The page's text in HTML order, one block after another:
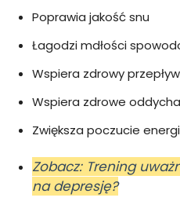
Poprawia jakość snu
Łagodzi mdłości
Wspiera zdrowy
Wspiera zdrowe
Zwiększa poczucie
Zobacz: Trening
na depresję?